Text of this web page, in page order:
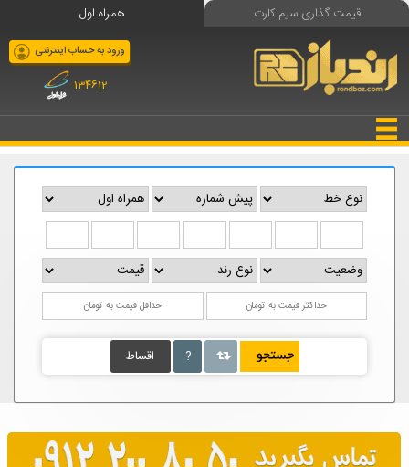
قیمت گذاری سیم کارت همراه اول
ورود به حساب اینترنتی
134612
اقساط ?